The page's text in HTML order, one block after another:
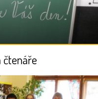
čtenáře